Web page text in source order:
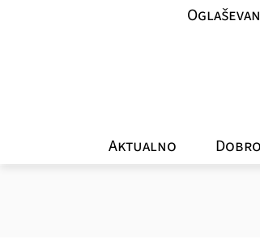
Aktualno